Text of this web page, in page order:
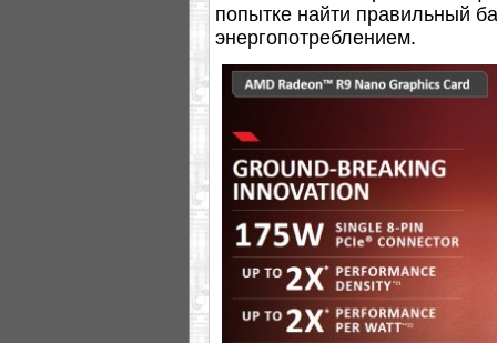
попытке найти правильный
энергопотреблением.